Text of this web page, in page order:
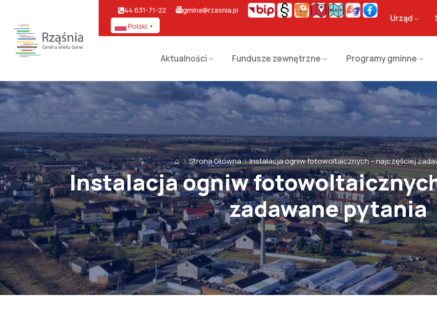
44 631-71-22 gmina@rzasnia.pl
Polski ▼
Urząd
Aktualności Fundusze zewnętrzne Programy gminne
⌂ Strona Główna Instalacja ogniw fotowoltaicznych – najczęściej
Instalacja ogniw
zadawane pytania